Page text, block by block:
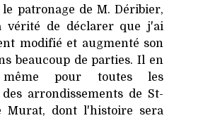
patronage de M. Déribier,
vérité de déclarer que j'ai
modifié et augmenté son
beaucoup de parties. Il en
pour toutes les
arrondissements de St-
Murat, dont l'histoire sera